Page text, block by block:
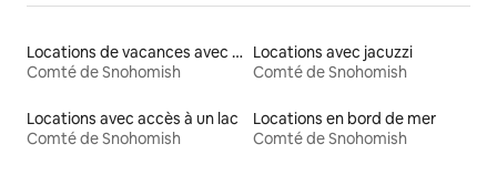
Locations de vacances avec piscine
Comté de Snohomish
Locations avec jacuzzi
Comté de Snohomish
Locations avec accès à un lac
Comté de Snohomish
Locations en bord de mer
Comté de Snohomish